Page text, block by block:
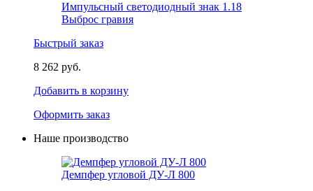
Импульсный светодиодный знак 1.18
Выброс гравия
Быстрый заказ
8 262 руб.
Добавить в корзину
Оформить заказ
Наше производство
Демпфер угловой ДУ-Л 800